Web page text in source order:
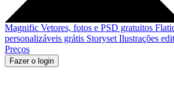
Magnific Vetores, fotos e PSD gratuitos
personalizáveis grátis Storyset Ilustrações
Preços
Fazer o login